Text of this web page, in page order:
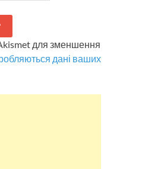
для зменшення
дані ваших